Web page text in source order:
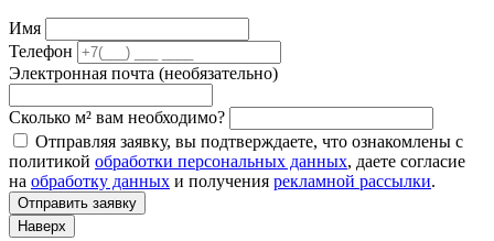
Имя
Телефон
Электронная почта (необязательно)
Сколько м² вам необходимо?
Отправляя заявку, вы подтверждаете, что ознакомлены с
политикой обработки персональных данных, даете согласие
на обработку данных и получения рекламной рассылки.
Отправить заявку
Наверх